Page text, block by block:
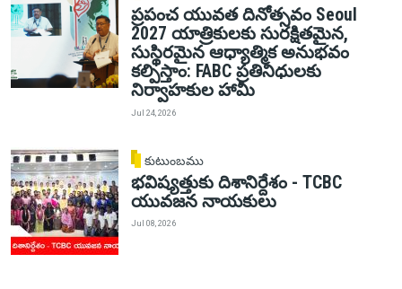
ప్రపంచ యువత దినోత్సవం Seoul
2027 యాత్రికులకు సురక్షితమైన,
సుస్థిరమైన ఆధ్యాత్మిక అనుభవం
కల్పిస్తాం: FABC ప్రతినిధులకు
నిర్వాహకుల హామీ
Jul 24, 2026
కుటుంబము
భవిష్యత్తుకు దిశానిర్దేశం - TCBC
యువజన నాయకులు
Jul 08, 2026